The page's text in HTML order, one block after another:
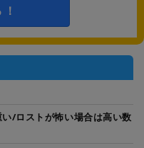
/ロストが怖い場合は高い数